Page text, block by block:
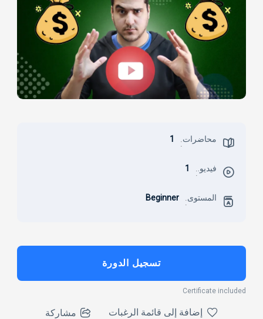
محاضرات:
1
فيديو. :
1
المستوى:
Beginner
تسجيل الدورة
Certificate included
إضافة إلى قائمة الرغبات مشاركة